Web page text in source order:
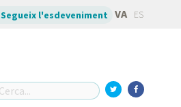
Segueix l'esdeveniment VA ES